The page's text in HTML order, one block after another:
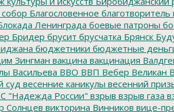
Благословенное благотворитель
Ленинграда боевые патроны
Бридер брусит брусчатка Брянск
бюджетники бюджетные
Зингман вакцина вакцинация
Васильева ВВО ВВП Вебер Великан
суд весенние каникулы весенний
"Надежда России" взрыв взрыв газа
Солнцев викторина Винников вице-